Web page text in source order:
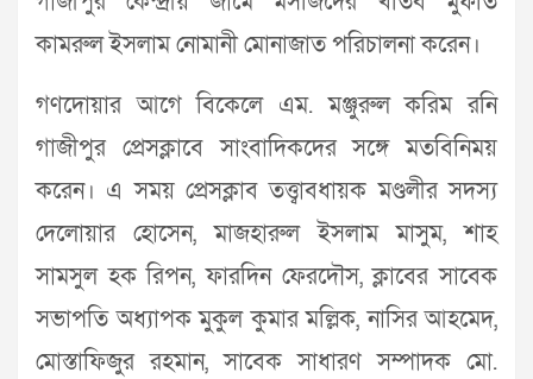
কামরুল ইসলাম নোমানী মোনাজাত পরিচালনা করেন।
গণদোয়ার আগে বিকেলে এম. মঞ্জুরুল করিম রনি
গাজীপুর প্রেসক্লাবে সাংবাদিকদের সঙ্গে মতবিনিময়
করেন। এ সময় প্রেসক্লাব তত্ত্বাবধায়ক মণ্ডলীর সদস্য
দেলোয়ার হোসেন, মাজহারুল ইসলাম মাসুম, শাহ
সামসুল হক রিপন, ফারদিন ফেরদৌস, ক্লাবের সাবেক
সভাপতি অধ্যাপক মুকুল কুমার মল্লিক, নাসির আহমেদ,
মোস্তাফিজুর রহমান, সাবেক সাধারণ সম্পাদক মো.